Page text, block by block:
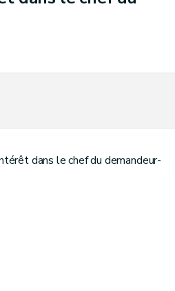
dans le chef du demandeur-